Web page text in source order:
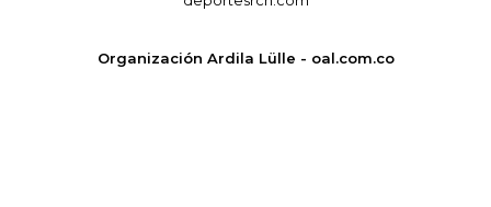
Organización Ardila Lülle - oal.com.co